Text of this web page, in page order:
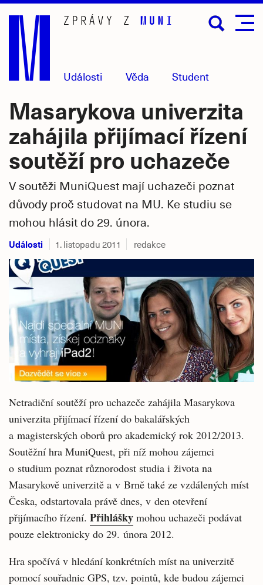
Přejít
hlavní
obsah
Události Věda Student
Masarykova univerzita
zahájila přijímací řízení
soutěží pro uchazeče
V soutěži MuniQuest mají uchazeči poznat
důvody proč studovat na MU. Ke studiu se
mohou hlásit do 29. února.
Události 1. listopadu 2011 redakce
Netradiční soutěží pro uchazeče zahájila Masarykova
univerzita přijímací řízení do bakalářských
a magisterských oborů pro akademický rok 2012/2013.
Soutěžní hra MuniQuest, při níž mohou zájemci
o studium poznat různorodost studia i života na
Masarykově univerzitě a v Brně také ze vzdálených míst
Česka, odstartovala právě dnes, v den otevření
přijímacího řízení. Přihlášky mohou uchazeči podávat
pouze elektronicky do 29. února 2012.
Hra spočívá v hledání konkrétních míst na univerzitě
pomocí souřadnic GPS, tzv. pointů, kde budou zájemci